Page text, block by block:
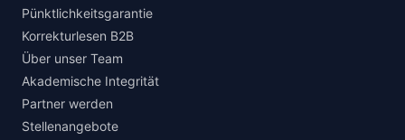
Pünktlichkeitsgarantie
Korrekturlesen B2B
Über unser Team
Akademische Integrität
Partner werden
Stellenangebote